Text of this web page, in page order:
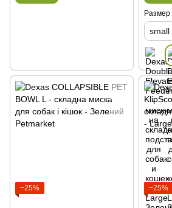
Размер
small
−25% −25%